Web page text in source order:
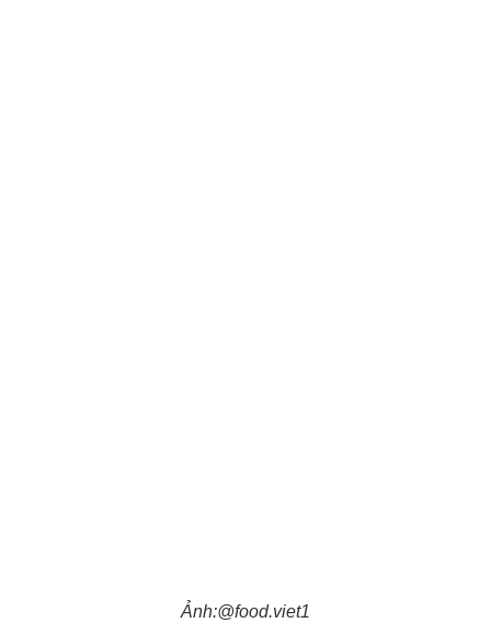
Ảnh:@food.viet1